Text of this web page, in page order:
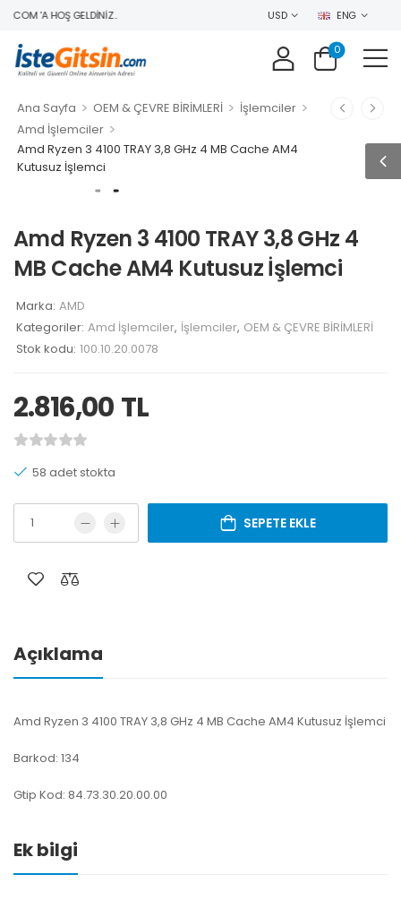
'A HOŞ GELDINIZ.. USD ENG
0
Ana Sayfa > OEM & ÇEVRE BİRİMLERİ > İşlemciler >
Amd İşlemciler >
Amd Ryzen 3 4100 TRAY 3,8 GHz 4 MB Cache AM4
Kutusuz İşlemci
Amd Ryzen 3 4100 TRAY 3,8 GHz 4
MB Cache AM4 Kutusuz İşlemci
Marka: AMD
Kategoriler: Amd İşlemciler, İşlemciler, OEM & ÇEVRE BİRİMLERİ
Stok kodu: 100.10.20.0078
2.816,00 TL
58 adet stokta
SEPETE EKLE
Açıklama
Amd Ryzen 3 4100 TRAY 3,8 GHz 4 MB Cache AM4 Kutusuz İşlemci
Barkod: 134
Gtip Kod: 84.73.30.20.00.00
Ek bilgi